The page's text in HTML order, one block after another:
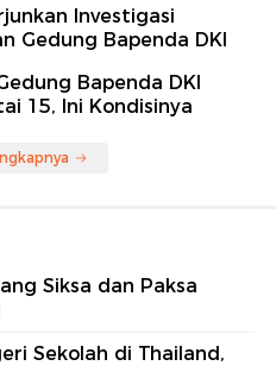
Investigasi
Gedung Bapenda DKI
Bapenda DKI
15, Ini Kondisinya
Siksa dan Paksa
Sekolah di Thailand,